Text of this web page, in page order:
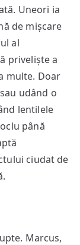
Uneori ia
de mișcare
al
priveliște a
multe. Doar
udând o
lentilele
până
ciudat de
Marcus,